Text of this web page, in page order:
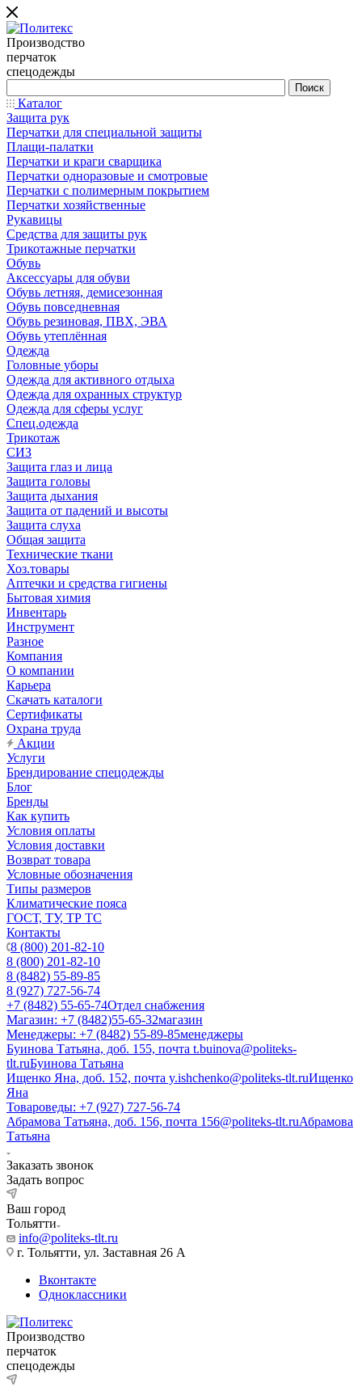
Производство
перчаток
спецодежды
Каталог
Защита рук
Перчатки для специальной защиты
Плащи-палатки
Перчатки и краги сварщика
Перчатки одноразовые и смотровые
Перчатки с полимерным покрытием
Перчатки хозяйственные
Рукавицы
Средства для защиты рук
Трикотажные перчатки
Обувь
Аксессуары для обуви
Обувь летняя, демисезонная
Обувь повседневная
Обувь резиновая, ПВХ, ЭВА
Обувь утеплённая
Одежда
Головные уборы
Одежда для активного отдыха
Одежда для охранных структур
Одежда для сферы услуг
Спец.одежда
Трикотаж
СИЗ
Защита глаз и лица
Защита головы
Защита дыхания
Защита от падений и высоты
Защита слуха
Общая защита
Технические ткани
Хоз.товары
Аптечки и средства гигиены
Бытовая химия
Инвентарь
Инструмент
Разное
Компания
О компании
Карьера
Cкачать каталоги
Сертификаты
Охрана труда
Акции
Услуги
Брендирование спецодежды
Блог
Бренды
Как купить
Условия оплаты
Условия доставки
Возврат товара
Условные обозначения
Типы размеров
Климатические пояса
ГОСТ, ТУ, ТР ТС
Контакты
8 (800) 201-82-10
8 (800) 201-82-10
8 (8482) 55-89-85
8 (927) 727-56-74
+7 (8482) 55-65-74Отдел снабжения
Магазин: +7 (8482)55-65-32магазин
Менеджеры: +7 (8482) 55-89-85менеджеры
Буинова Татьяна, доб. 155, почта t.buinova@politeks-
tlt.ruБуинова Татьяна
Ищенко Яна, доб. 152, почта y.ishchenko@politeks-tlt.ruИщенко
Яна
Товароведы: +7 (927) 727-56-74
Абрамова Татьяна, доб. 156, почта 156@politeks-tlt.ruАбрамова
Татьяна
Заказать звонок
Задать вопрос
Ваш город
Тольятти
info@politeks-tlt.ru
г. Тольятти, ул. Заставная 26 А
Вконтакте
Одноклассники
Производство
перчаток
спецодежды